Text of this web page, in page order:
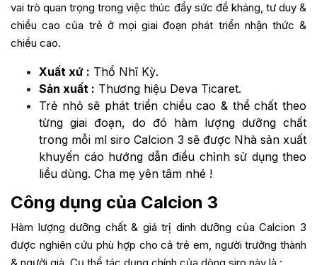
vai trò quan trọng trong việc thúc đẩy sức đề kháng, tư duy &
chiều cao của trẻ ở mọi giai đoạn phát triển nhận thức &
chiều cao.
Xuất xứ : Thổ Nhĩ Kỳ.
Sản xuất : Thương hiệu Deva Ticaret.
Trẻ nhỏ sẽ phát triển chiều cao & thể chất theo
từng giai đoạn, do đó hàm lượng dưỡng chất
trong mỗi ml siro Calcion 3 sẽ được Nhà sản xuất
khuyến cáo hướng dẫn điều chỉnh sử dụng theo
liều dùng. Cha mẹ yên tâm nhé !
Công dụng của Calcion 3
Hàm lượng dưỡng chất & giá trị dinh dưỡng của Calcion 3
được nghiên cứu phù hợp cho cả trẻ em, người trưởng thành